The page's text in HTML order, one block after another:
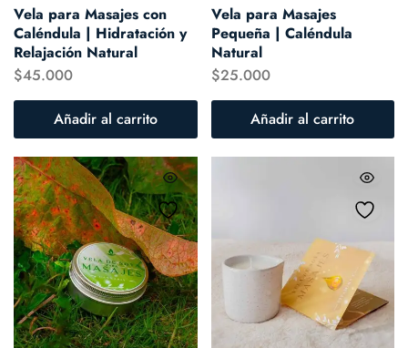
Vela para Masajes con
Caléndula | Hidratación y
Relajación Natural
$45.000
Añadir al carrito
Vela para Masajes
Pequeña | Caléndula
Natural
$25.000
Añadir al carrito